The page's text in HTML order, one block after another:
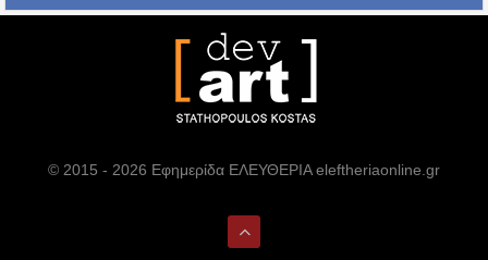
© 2015 - 2026 Εφημερίδα ΕΛΕΥΘΕΡΙΑ eleftheriaonline.gr